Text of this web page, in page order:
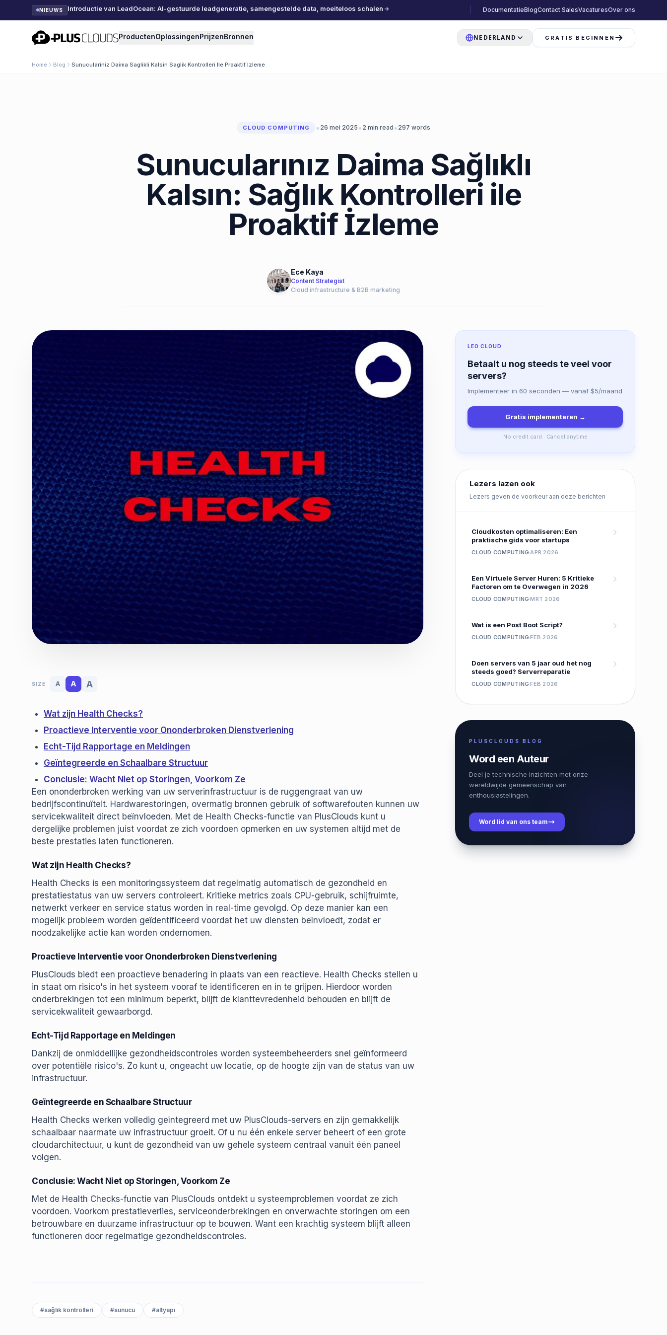
NIEUWS Introductie van LeadOcean: AI-gestuurde leadgeneratie, samengestelde data, moeiteloos schalen DocumentatieBlogContact SalesVacaturesOver ons
PlusClouds ProductenOplossingenPrijzenBronnen NEDERLAND GRATIS BEGINNEN
Home Blog Sunuculariniz Daima Saglikli Kalsin Saglik Kontrolleri Ile Proaktif Izleme
CLOUD COMPUTING • 26 mei 2025 • 2 min read • 297 words
Sunucularınız Daima Sağlıklı
Kalsın: Sağlık Kontrolleri ile
Proaktif İzleme
Ece Kaya
Content Strategist
Cloud infrastructure & B2B marketing
SIZE A A A
Wat zijn Health Checks?
Proactieve Interventie voor Ononderbroken Dienstverlening
Echt-Tijd Rapportage en Meldingen
Geïntegreerde en Schaalbare Structuur
Conclusie: Wacht Niet op Storingen, Voorkom Ze
Een ononderbroken werking van uw serverinfrastructuur is de ruggengraat van uw
bedrijfscontinuïteit. Hardwarestoringen, overmatig bronnen gebruik of softwarefouten kunnen uw
servicekwaliteit direct beïnvloeden. Met de Health Checks-functie van PlusClouds kunt u
dergelijke problemen juist voordat ze zich voordoen opmerken en uw systemen altijd met de
beste prestaties laten functioneren.
Wat zijn Health Checks?
Health Checks is een monitoringssysteem dat regelmatig automatisch de gezondheid en
prestatiestatus van uw servers controleert. Kritieke metrics zoals CPU-gebruik, schijfruimte,
netwerkt verkeer en service status worden in real-time gevolgd. Op deze manier kan een
mogelijk probleem worden geïdentificeerd voordat het uw diensten beïnvloedt, zodat er
noodzakelijke actie kan worden ondernomen.
Proactieve Interventie voor Ononderbroken Dienstverlening
PlusClouds biedt een proactieve benadering in plaats van een reactieve. Health Checks stellen u
in staat om risico's in het systeem vooraf te identificeren en in te grijpen. Hierdoor worden
onderbrekingen tot een minimum beperkt, blijft de klanttevredenheid behouden en blijft de
servicekwaliteit gewaarborgd.
Echt-Tijd Rapportage en Meldingen
Dankzij de onmiddellijke gezondheidscontroles worden systeembeheerders snel geïnformeerd
over potentiële risico's. Zo kunt u, ongeacht uw locatie, op de hoogte zijn van de status van uw
infrastructuur.
Geïntegreerde en Schaalbare Structuur
Health Checks werken volledig geïntegreerd met uw PlusClouds-servers en zijn gemakkelijk
schaalbaar naarmate uw infrastructuur groeit. Of u nu één enkele server beheert of een grote
cloudarchitectuur, u kunt de gezondheid van uw gehele systeem centraal vanuit één paneel
volgen.
Conclusie: Wacht Niet op Storingen, Voorkom Ze
Met de Health Checks-functie van PlusClouds ontdekt u systeemproblemen voordat ze zich
voordoen. Voorkom prestatieverlies, serviceonderbrekingen en onverwachte storingen om een
betrouwbare en duurzame infrastructuur op te bouwen. Want een krachtig systeem blijft alleen
functioneren door regelmatige gezondheidscontroles.
#sağlık kontrolleri #sunucu #altyapı
LEO CLOUD
Betaalt u nog steeds te veel voor
servers?
Implementeer in 60 seconden — vanaf $5/maand
Gratis implementeren →
No credit card · Cancel anytime
Lezers lazen ook
Lezers geven de voorkeur aan deze berichten
Cloudkosten optimaliseren: Een
praktische gids voor startups
CLOUD COMPUTINGAPR 2026
Een Virtuele Server Huren: 5 Kritieke
Factoren om te Overwegen in 2026
CLOUD COMPUTINGMRT 2026
Wat is een Post Boot Script?
CLOUD COMPUTINGFEB 2026
Doen servers van 5 jaar oud het nog
steeds goed? Serverreparatie
CLOUD COMPUTINGFEB 2026
PLUSCLOUDS BLOG
Word een Auteur
Deel je technische inzichten met onze
wereldwijde gemeenschap van
enthousiastelingen.
Word lid van ons team